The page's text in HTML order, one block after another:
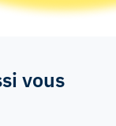
vous